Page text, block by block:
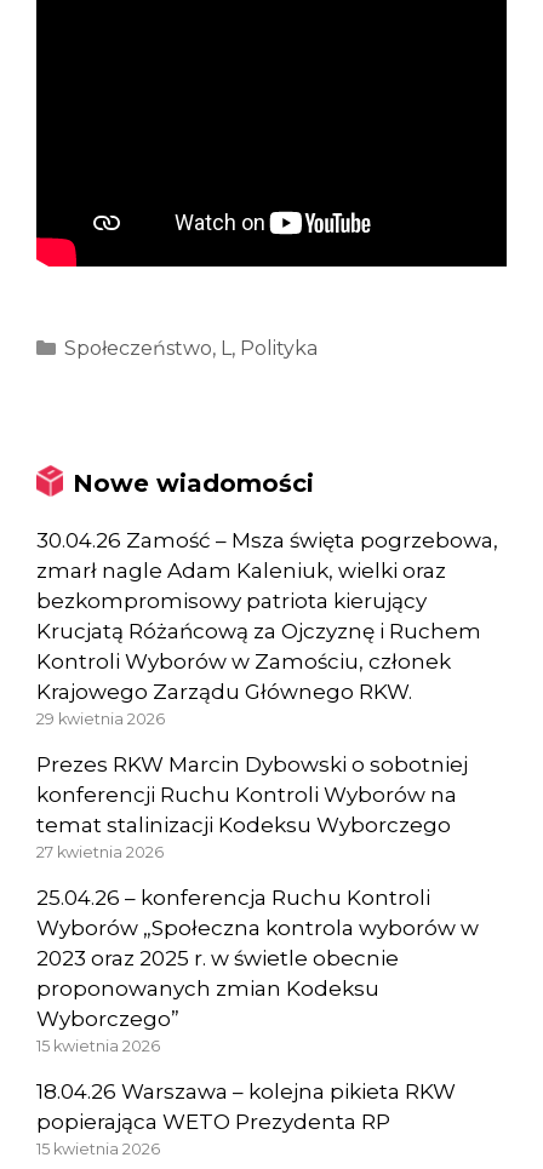
Kategorie
Społeczeństwo, L, Polityka
Nowe wiadomości
30.04.26 Zamość – Msza święta pogrzebowa,
zmarł nagle Adam Kaleniuk, wielki oraz
bezkompromisowy patriota kierujący
Krucjatą Różańcową za Ojczyznę i Ruchem
Kontroli Wyborów w Zamościu, członek
Krajowego Zarządu Głównego RKW.
29 kwietnia 2026
Prezes RKW Marcin Dybowski o sobotniej
konferencji Ruchu Kontroli Wyborów na
temat stalinizacji Kodeksu Wyborczego
27 kwietnia 2026
25.04.26 – konferencja Ruchu Kontroli
Wyborów „Społeczna kontrola wyborów w
2023 oraz 2025 r. w świetle obecnie
proponowanych zmian Kodeksu
Wyborczego”
15 kwietnia 2026
18.04.26 Warszawa – kolejna pikieta RKW
popierająca WETO Prezydenta RP
15 kwietnia 2026